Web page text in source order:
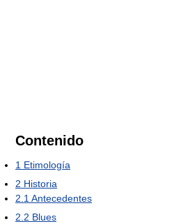
Contenido
1 Etimología
2 Historia
2.1Antecedentes
2.2 Blues